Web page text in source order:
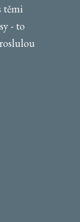
těmi
- to